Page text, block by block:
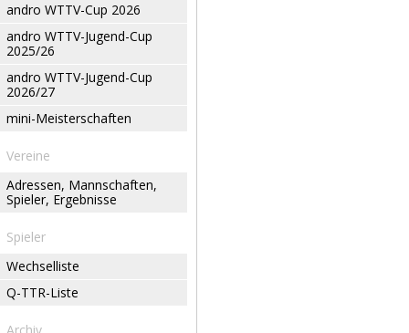
andro WTTV-Cup 2026
andro WTTV-Jugend-Cup
2025/26
andro WTTV-Jugend-Cup
2026/27
mini-Meisterschaften
Vereine
Adressen, Mannschaften,
Spieler, Ergebnisse
Spieler
Wechselliste
Q-TTR-Liste